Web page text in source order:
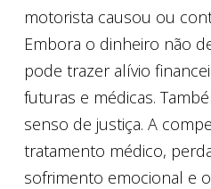
motorista causou ou
Embora o dinheiro não
pode trazer alívio
futuras e médicas.
senso de justiça. A
tratamento médico,
sofrimento emocional e